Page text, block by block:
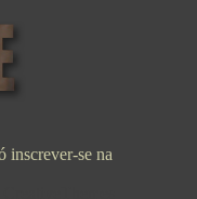
inscrever-se na